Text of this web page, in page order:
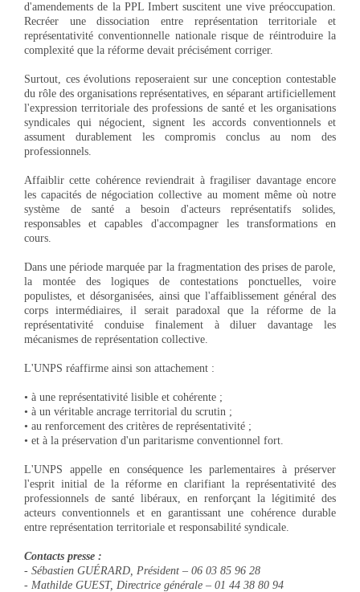
d'amendements de la PPL Imbert suscitent une vive préoccupation.
Recréer une dissociation entre représentation territoriale et
représentativité conventionnelle nationale risque de réintroduire la
complexité que la réforme devait précisément corriger.
Surtout, ces évolutions reposeraient sur une conception contestable
du rôle des organisations représentatives, en séparant artificiellement
l'expression territoriale des professions de santé et les organisations
syndicales qui négocient, signent les accords conventionnels et
assument durablement les compromis conclus au nom des
professionnels.
Affaiblir cette cohérence reviendrait à fragiliser davantage encore
les capacités de négociation collective au moment même où notre
système de santé a besoin d'acteurs représentatifs solides,
responsables et capables d'accompagner les transformations en
cours.
Dans une période marquée par la fragmentation des prises de parole,
la montée des logiques de contestations ponctuelles, voire
populistes, et désorganisées, ainsi que l'affaiblissement général des
corps intermédiaires, il serait paradoxal que la réforme de la
représentativité conduise finalement à diluer davantage les
mécanismes de représentation collective.
L'UNPS réaffirme ainsi son attachement :
• à une représentativité lisible et cohérente ;
• à un véritable ancrage territorial du scrutin ;
• au renforcement des critères de représentativité ;
• et à la préservation d'un paritarisme conventionnel fort.
L'UNPS appelle en conséquence les parlementaires à préserver
l'esprit initial de la réforme en clarifiant la représentativité des
professionnels de santé libéraux, en renforçant la légitimité des
acteurs conventionnels et en garantissant une cohérence durable
entre représentation territoriale et responsabilité syndicale.
Contacts presse :
- Sébastien GUÉRARD, Président – 06 03 85 96 28
- Mathilde GUEST, Directrice générale – 01 44 38 80 94